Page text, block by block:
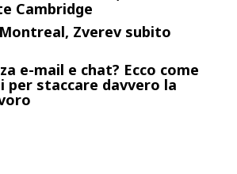
Cambridge
Zverev subito
e-mail e chat? Ecco come
per staccare davvero la